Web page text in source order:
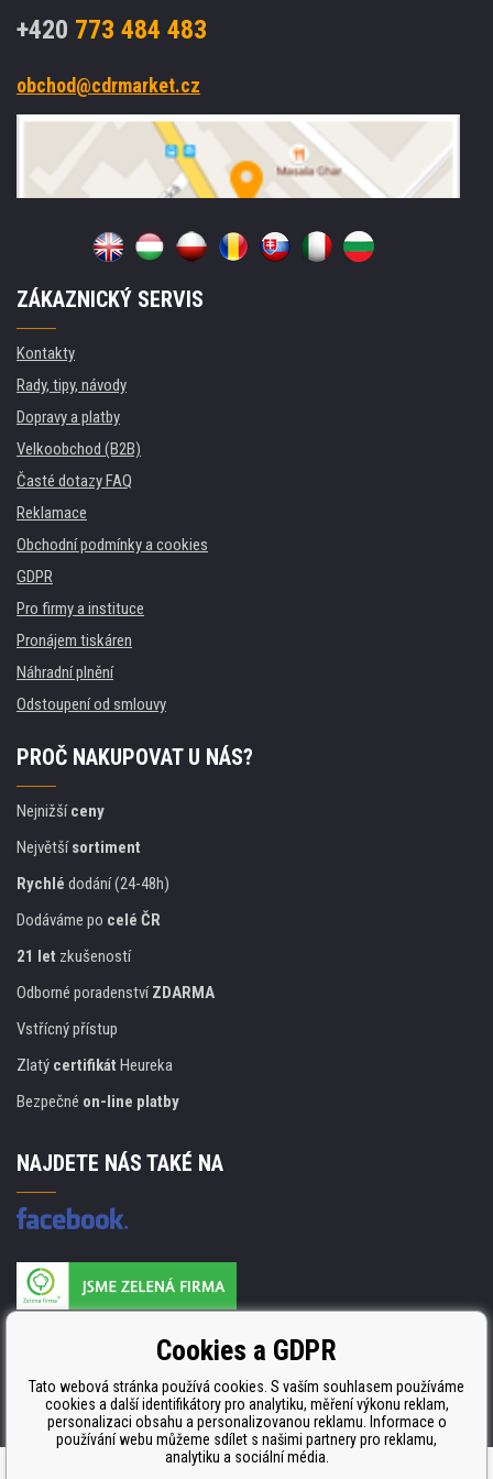
+420 773 484 483
obchod@cdrmarket.cz
ZÁKAZNICKÝ SERVIS
Kontakty
Rady, tipy, návody
Dopravy a platby
Velkoobchod (B2B)
Časté dotazy FAQ
Reklamace
Obchodní podmínky a cookies
GDPR
Pro firmy a instituce
Pronájem tiskáren
Náhradní plnění
Odstoupení od smlouvy
PROČ NAKUPOVAT U NÁS?
Nejnižšíceny
Největšísortiment
Rychlé dodání (24-48h)
Dodáváme po celé ČR
21 let zkušeností
Odborné poradenstvíZDARMA
Vstřícný přístup
Zlatý certifikát Heureka
Bezpečné on-line platby
NAJDETE NÁS TAKÉ NA
ISO 9001. ISO 14001 a STMC.Cookies a GDPR
Tato webová stránka používá cookies. S vaším souhlasem používáme
cookies a další identifikátory pro analytiku, měření výkonu reklam,
personalizaci obsahu a personalizovanou reklamu. Informace o
používání webu můžeme sdílet s našimi partnery pro reklamu,
analytiku a sociální média.